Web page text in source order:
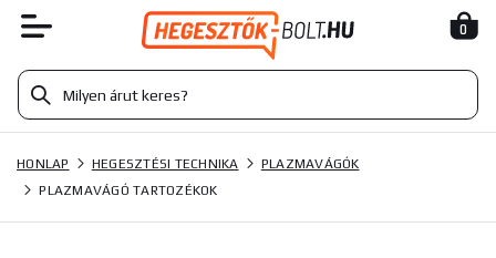
0
HONLAP HEGESZTÉSI TECHNIKA
PLAZMAVÁGÓK
PLAZMAVÁGÓ TARTOZÉKOK